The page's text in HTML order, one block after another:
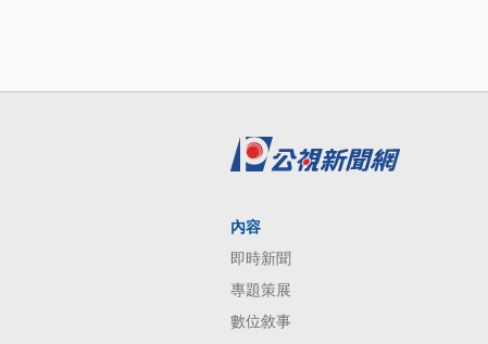
內容
即時新聞
專題策展
數位敘事